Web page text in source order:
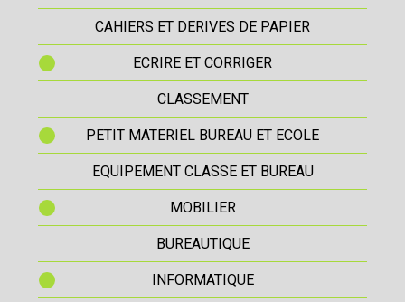
CAHIERS ET DERIVES DE PAPIER
ECRIRE ET CORRIGER
CLASSEMENT
PETIT MATERIEL BUREAU ET ECOLE
EQUIPEMENT CLASSE ET BUREAU
MOBILIER
BUREAUTIQUE
INFORMATIQUE